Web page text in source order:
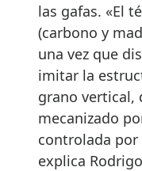
las gafas. «El
(carbono y
una vez que
imitar la
grano vertical,
mecanizado
controlada
explica